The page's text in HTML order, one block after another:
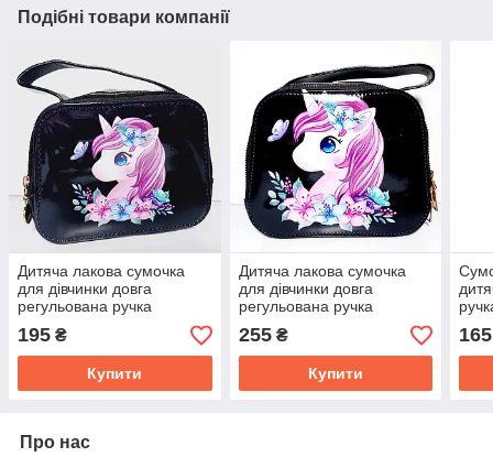
Подібні товари компанії
Дитяча лакова сумочка
для дівчинки довга
регульована ручка
195 ₴
Купити
Дитяча лакова сумочка
для дівчинки довга
регульована ручка
255₴
Купити
165
Про нас